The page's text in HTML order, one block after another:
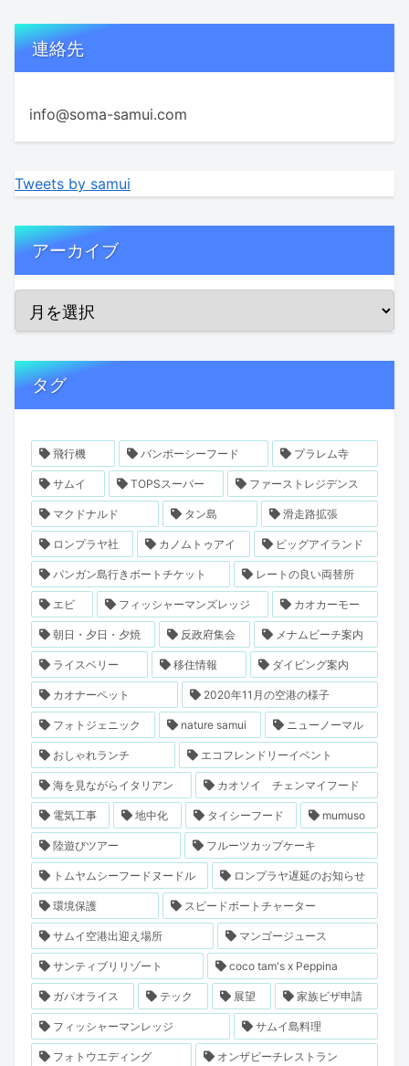
連絡先
info@soma-samui.com
Tweets by samui
アーカイブ
タグ
飛行機 バンポーシーフード プラレム寺
サムイ TOPSスーパー ファーストレジデンス
マクドナルド タン島 滑走路拡張
ロンプラヤ社 カノムトゥアイ ピッグアイランド
パンガン島行きボートチケット レートの良い両替所
エビ フィッシャーマンズレッジ カオカーモー
朝日・夕日・夕焼 反政府集会 メナムビーチ案内
ライスベリー 移住情報 ダイビング案内
カオナーペット 2020年11月の空港の様子
フォトジェニック nature samui ニューノーマル
おしゃれランチ エコフレンドリーイベント
海を見ながらイタリアン カオソイ チェンマイフード
電気工事 地中化 タイシーフード mumuso
陸遊びツアー フルーツカップケーキ
トムヤムシーフードヌードル ロンプラヤ遅延のお知らせ
環境保護 スピードボートチャーター
サムイ空港出迎え場所 マンゴージュース
サンティブリリゾート coco tam's x Peppina
ガパオライス テック 展望 家族ビザ申請
フィッシャーマンレッジ サムイ島料理
フォトウエディング オンザビーチレストラン